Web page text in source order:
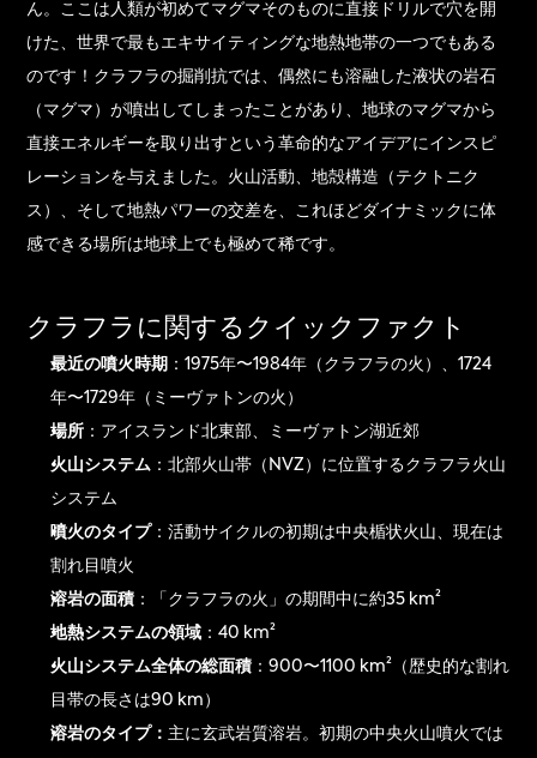
ん。ここは人類が初めてマグマそのものに直接ドリルで穴を開
けた、世界で最もエキサイティングな地熱地帯の一つでもある
のです！クラフラの掘削抗では、偶然にも溶融した液状の岩石
（マグマ）が噴出してしまったことがあり、地球のマグマから
直接エネルギーを取り出すという革命的なアイデアにインスピ
レーションを与えました。火山活動、地殻構造（テクトニク
ス）、そして地熱パワーの交差を、これほどダイナミックに体
感できる場所は地球上でも極めて稀です。
クラフラに関するクイックファクト
最近の噴火時期 ：1975年〜1984年（クラフラの火）、1724
年〜1729年（ミーヴァトンの火）
場所 ：アイスランド北東部、ミーヴァトン湖近郊
火山システム ：北部火山帯（NVZ）に位置するクラフラ火山
システム
噴火のタイプ ：活動サイクルの初期は中央楯状火山、現在は
割れ目噴火
溶岩の面積 ：「クラフラの火」の期間中に約35 km²
地熱システムの領域 ：40 km²
火山システム全体の総面積 ：900〜1100 km²（歴史的な割れ
目帯の長さは90 km）
溶岩のタイプ： 主に玄武岩質溶岩。初期の中央火山噴火では